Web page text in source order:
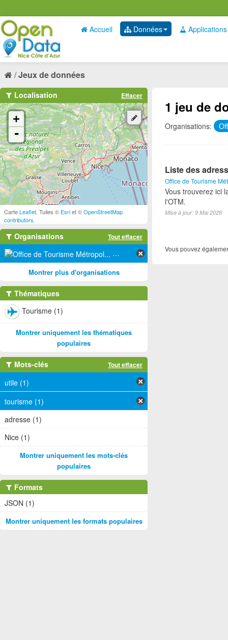
Accueil Données Applications
Jeux de données
1 jeu de
Organisations:
Liste des
Office de Tourisme
Vous trouverez ici
l'OTM.
Mise à jour: 9 Mai 2026
Vous pouvez
Localisation Effacer
+
-
CarteLeaflet . Tuiles © Esriet ©OpenStreetMap
contributors
Organisations Tout effacer
Office de Tourisme Métropol... (1)
Montrer plus d'organisations
Thématiques
Tourisme (1)
Montrer uniquement les thématiques
populaires
Mots-clés Tout effacer
utile (1)
tourisme (1)
adresse (1)
Nice (1)
Montrer uniquement les mots-clés
populaires
Formats
JSON (1)
Montrer uniquement les formats populaires